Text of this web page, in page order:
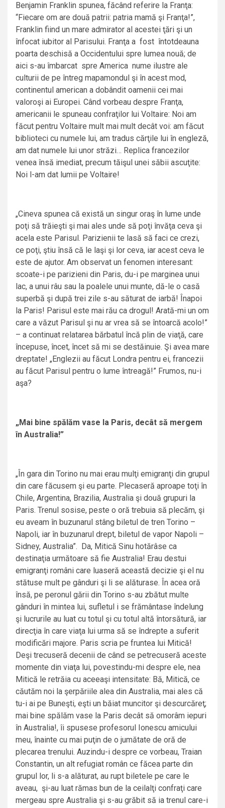
Benjamin Franklin spunea, făcând referire la Franţa:
“Fiecare om are două patrii: patria mamă şi Franţa!”,
Franklin fiind un mare admirator al acestei ţări şi un
înfocat iubitor al Parisului. Franţa a fost întotdeauna
poarta deschisă a Occidentului spre lumea nouă; de
aici s-au îmbarcat spre America nume ilustre ale
culturii de pe întreg mapamondul şi în acest mod,
continentul american a dobândit oamenii cei mai
valoroşi ai Europei. Când vorbeau despre Franţa,
americanii le spuneau confraţilor lui Voltaire: Noi am
făcut pentru Voltaire mult mai mult decât voi: am făcut
biblioteci cu numele lui, am tradus cărţile lui în engleză,
am dat numele lui unor străzi… Replica francezilor
venea însă imediat, precum tăişul unei săbii ascuţite:
Noi l-am dat lumii pe Voltaire!
„Cineva spunea că există un singur oraş în lume unde
poţi să trăieşti şi mai ales unde să poţi învăţa ceva şi
acela este Parisul. Parizienii te lasă să faci ce crezi,
ce poţi, ştiu însă că le laşi şi lor ceva, iar acest ceva le
este de ajutor. Am observat un fenomen interesant:
scoate-i pe parizieni din Paris, du-i pe marginea unui
lac, a unui râu sau la poalele unui munte, dă-le o casă
superbă şi după trei zile s-au săturat de iarbă! Înapoi
la Paris! Parisul este mai rău ca drogul! Arată-mi un om
care a văzut Parisul şi nu ar vrea să se întoarcă acolo!”
– a continuat relatarea bărbatul încă plin de viaţă, care
începuse, încet, încet să mi se destăinuie. Şi avea mare
dreptate! „Englezii au făcut Londra pentru ei, francezii
au făcut Parisul pentru o lume întreagă!” Frumos, nu-i
aşa?
„Mai bine spălăm vase la Paris, decât să mergem
în Australia!”
„În gara din Torino nu mai erau mulţi emigranţi din grupul
din care făcusem şi eu parte. Plecaseră aproape toţi în
Chile, Argentina, Brazilia, Australia şi două grupuri la
Paris. Trenul sosise, peste o oră trebuia să plecăm, şi
eu aveam în buzunarul stâng biletul de tren Torino –
Napoli, iar în buzunarul drept, biletul de vapor Napoli –
Sidney, Australia”. Da, Mitică Sinu hotărâse ca
destinaţia următoare să fie Australia! Erau destui
emigranţi români care luaseră această decizie şi el nu
stătuse mult pe gânduri şi li se alăturase. În acea oră
însă, pe peronul gării din Torino s-au zbătut multe
gânduri în mintea lui, sufletul i se frământase îndelung
şi lucrurile au luat cu totul şi cu totul altă întorsătură, iar
direcţia în care viaţa lui urma să se îndrepte a suferit
modificări majore. Paris scria pe fruntea lui Mitică!
Deşi trecuseră decenii de când se petrecuseră aceste
momente din viaţa lui, povestindu-mi despre ele, nea
Mitică le retrăia cu aceeaşi intensitate: Bă, Mitică, ce
căutăm noi la şerpăriile alea din Australia, mai ales că
tu-i ai pe Buneşti, eşti un băiat muncitor şi descurcăreţ;
mai bine spălăm vase la Paris decât să omorâm iepuri
în Australia!, îi spusese profesorul Ionescu amicului
meu, înainte cu mai puţin de o jumătate de oră de
plecarea trenului. Auzindu-i despre ce vorbeau, Traian
Constantin, un alt refugiat român ce făcea parte din
grupul lor, li s-a alăturat, au rupt biletele pe care le
aveau, şi-au luat rămas bun de la ceilalţi confraţi care
mergeau spre Australia şi s-au grăbit să ia trenul care-i